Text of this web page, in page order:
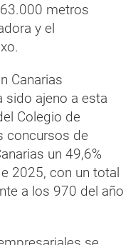
metros
y el
Canarias
sido ajeno a esta
Colegio de
concursos de
un 49,6%
2025, con un total
a los 970 del año